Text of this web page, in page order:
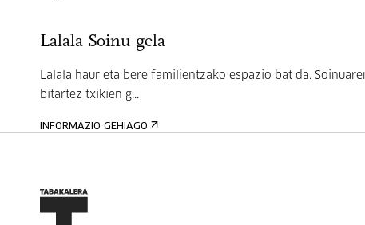
Lalala Soinu gela
Lalala haur eta bere familientzako espazio bat da.
bitartez txikien g...
INFORMAZIO GEHIAGO